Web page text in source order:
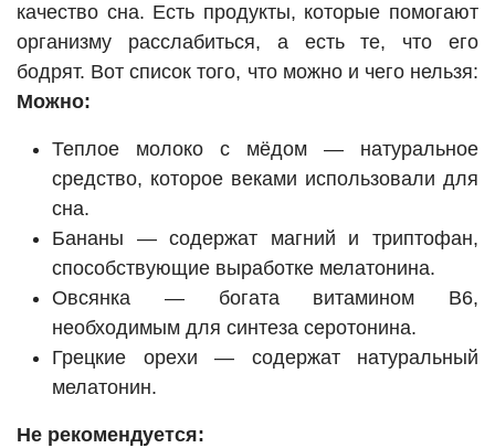
качество сна. Есть продукты, которые помогают
организму расслабиться, а есть те, что его
бодрят. Вот список того, что можно и чего нельзя:
Можно:
Теплое молоко с мёдом — натуральное
средство, которое веками использовали для
сна.
Бананы — содержат магний и триптофан,
способствующие выработке мелатонина.
Овсянка — богата витамином В6,
необходимым для синтеза серотонина.
Грецкие орехи — содержат натуральный
мелатонин.
Не рекомендуется: